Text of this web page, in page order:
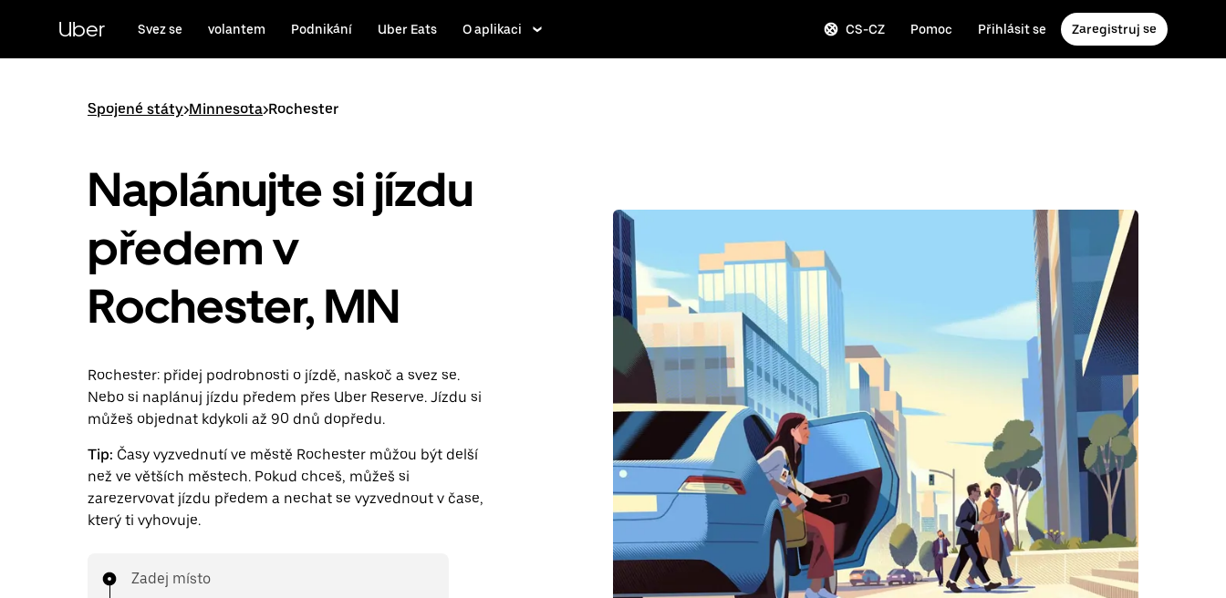
obsah
Uber Svez se volantem Podnikání Uber Eats O aplikaci CS-CZ Pomoc Přihlásit se Zaregistruj se
Spojené státy>Minnesota>Rochester
Naplánujte si jízdu
předem v
Rochester, MN
Rochester: přidej podrobnosti o jízdě, naskoč a svez se.
Nebo si naplánuj jízdu předem přes Uber Reserve. Jízdu si
můžeš objednat kdykoli až 90 dnů dopředu.
Tip: Časy vyzvednutí ve městě Rochester můžou být delší
než ve větších městech. Pokud chceš, můžeš si
zarezervovat jízdu předem a nechat se vyzvednout v čase,
který ti vyhovuje.
Zadej místo